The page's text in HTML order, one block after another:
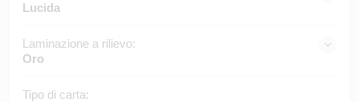
Lucida
Laminazione a rilievo:
Oro
Tipo di carta: